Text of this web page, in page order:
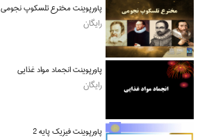
پاورپوینت مخترع تلسکوپ نجومی
رایگان
پاورپوینت انجماد مواد غذایی
رایگان
پاورپوینت فیزیک پایه 2